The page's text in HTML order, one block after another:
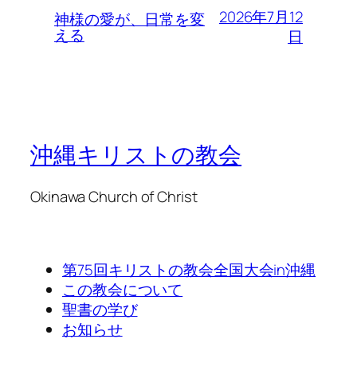
神様の愛が、日常を変
える
2026年7月12
日
沖縄キリストの教会
Okinawa Church of Christ
第75回キリストの教会全国大会in沖縄
この教会について
聖書の学び
お知らせ